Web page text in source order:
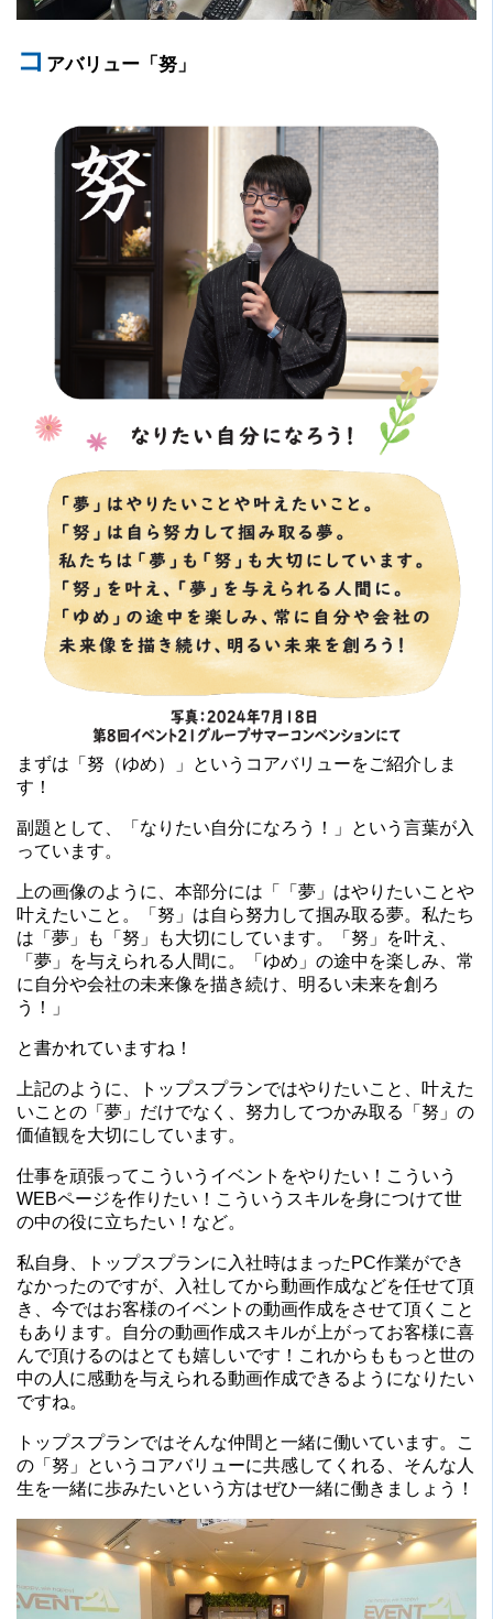
コ アバリュー「努」
まずは「努（ゆめ）」というコアバリューをご紹介しま
す！
副題として、「なりたい自分になろう！」という言葉が入
っています。
上の画像のように、本部分には「「夢」はやりたいことや
叶えたいこと。「努」は自ら努力して掴み取る夢。私たち
は「夢」も「努」も大切にしています。「努」を叶え、
「夢」を与えられる人間に。「ゆめ」の途中を楽しみ、常
に自分や会社の未来像を描き続け、明るい未来を創ろ
う！」
と書かれていますね！
上記のように、トップスプランではやりたいこと、叶えた
いことの「夢」だけでなく、努力してつかみ取る「努」の
価値観を大切にしています。
仕事を頑張ってこういうイベントをやりたい！こういう
WEBページを作りたい！こういうスキルを身につけて世
の中の役に立ちたい！など。
私自身、トップスプランに入社時はまったPC作業ができ
なかったのですが、入社してから動画作成などを任せて頂
き、今ではお客様のイベントの動画作成をさせて頂くこと
もあります。自分の動画作成スキルが上がってお客様に喜
んで頂けるのはとても嬉しいです！これからももっと世の
中の人に感動を与えられる動画作成できるようになりたい
ですね。
トップスプランではそんな仲間と一緒に働いています。こ
の「努」というコアバリューに共感してくれる、そんな人
生を一緒に歩みたいという方はぜひ一緒に働きましょう！